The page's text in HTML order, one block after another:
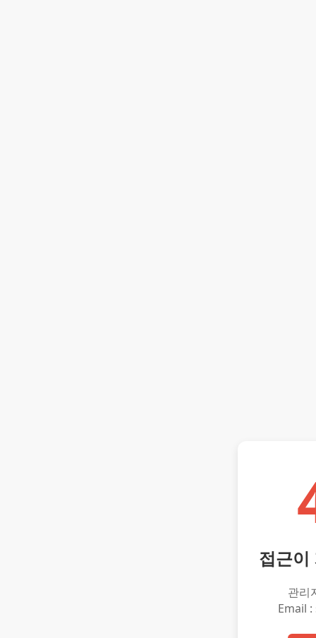
접근이
관리
Email